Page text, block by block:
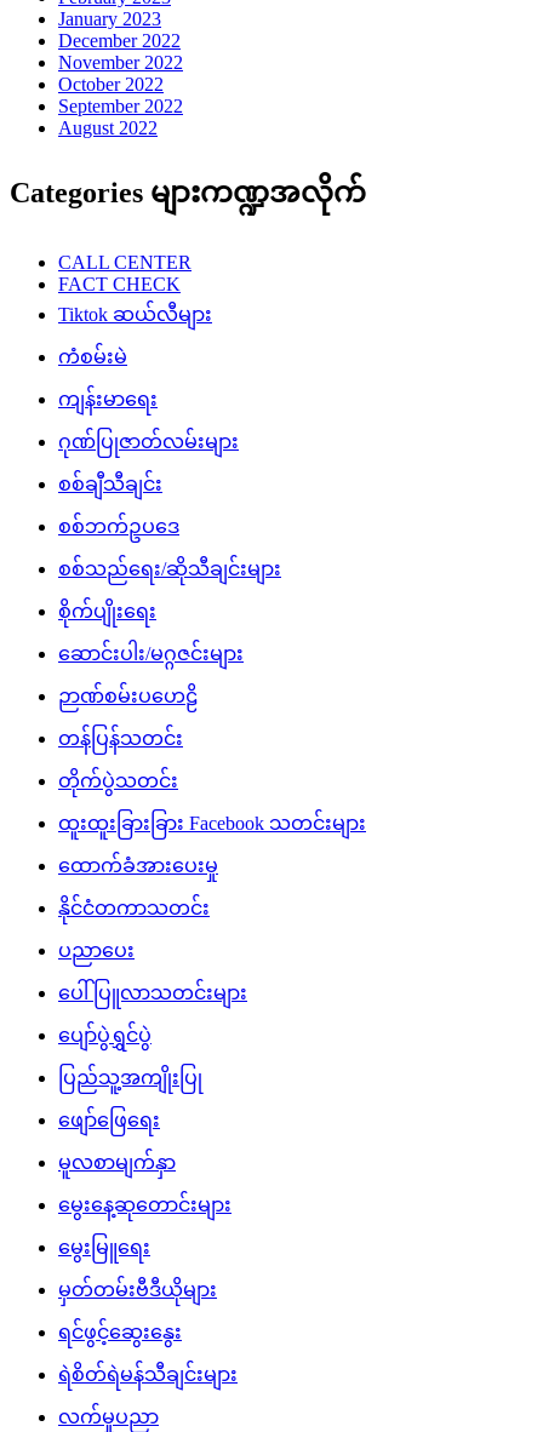
January 2023
December 2022
November 2022
October 2022
September 2022
August 2022
Categories များကဏ္ဍအလိုက်
CALL CENTER
FACT CHECK
Tiktok ဆယ်လီများ
ကံစမ်းမဲ
ကျန်းမာရေး
ဂုဏ်ပြုဇာတ်လမ်းများ
စစ်ချီသီချင်း
စစ်ဘက်ဥပဒေ
စစ်သည်ရေး/ဆိုသီချင်းများ
စိုက်ပျိုးရေး
ဆောင်းပါး/မဂ္ဂဇင်းများ
ဉာဏ်စမ်းပဟေဠိ
တန်ပြန်သတင်း
တိုက်ပွဲသတင်း
ထူးထူးခြားခြား Facebook သတင်းများ
ထောက်ခံအားပေးမှု
နိုင်ငံတကာသတင်း
ပညာပေး
ပေါ်ပြူလာသတင်းများ
ပျော်ပွဲရွှင်ပွဲ
ပြည်သူ့အကျိုးပြု
ဖျော်ဖြေရေး
မူလစာမျက်နှာ
မွေးနေ့ဆုတောင်းများ
မွေးမြူရေး
မှတ်တမ်းဗီဒီယိုများ
ရင်ဖွင့်ဆွေးနွေး
ရဲစိတ်ရဲမန်သီချင်းများ
လက်မှုပညာ